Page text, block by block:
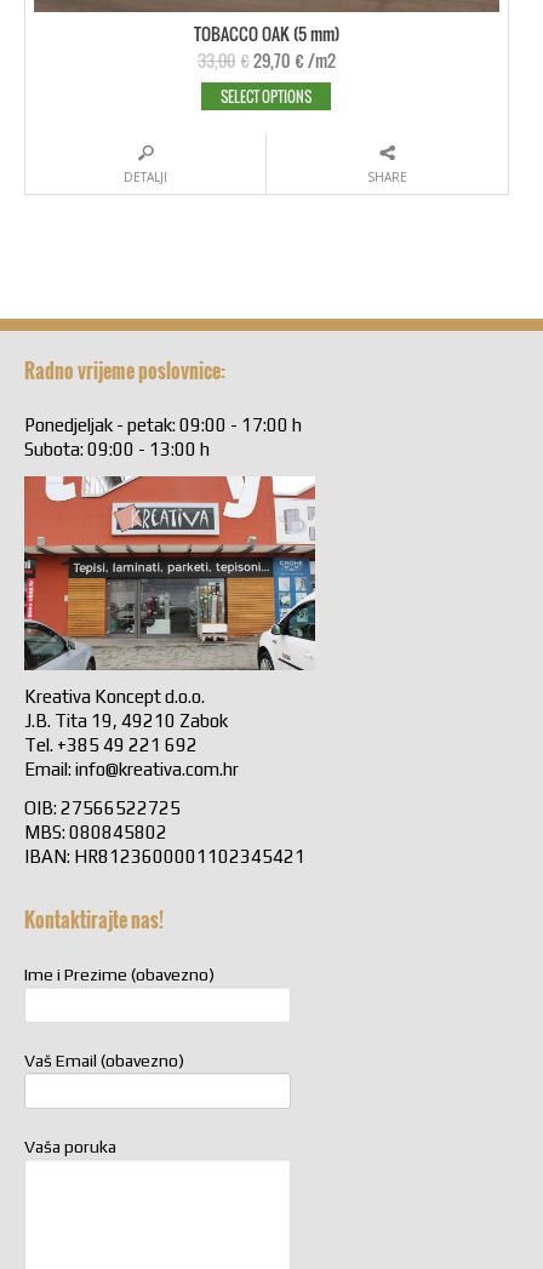
TOBACCO OAK (5 mm)
33,00 €29,70 €/m2
SELECT OPTIONS
DETALJI SHARE
Radno vrijeme poslovnice:
Ponedjeljak - petak: 09:00 - 17:00 h
Subota: 09:00 - 13:00 h
Kreativa Koncept d.o.o.
J.B. Tita 19, 49210 Zabok
Tel. +385 49 221 692
Email: info@kreativa.com.hr
OIB: 27566522725
MBS: 080845802
IBAN: HR8123600001102345421
Kontaktirajte nas!
Ime i Prezime (obavezno)
Vaš Email (obavezno)
Vaša poruka